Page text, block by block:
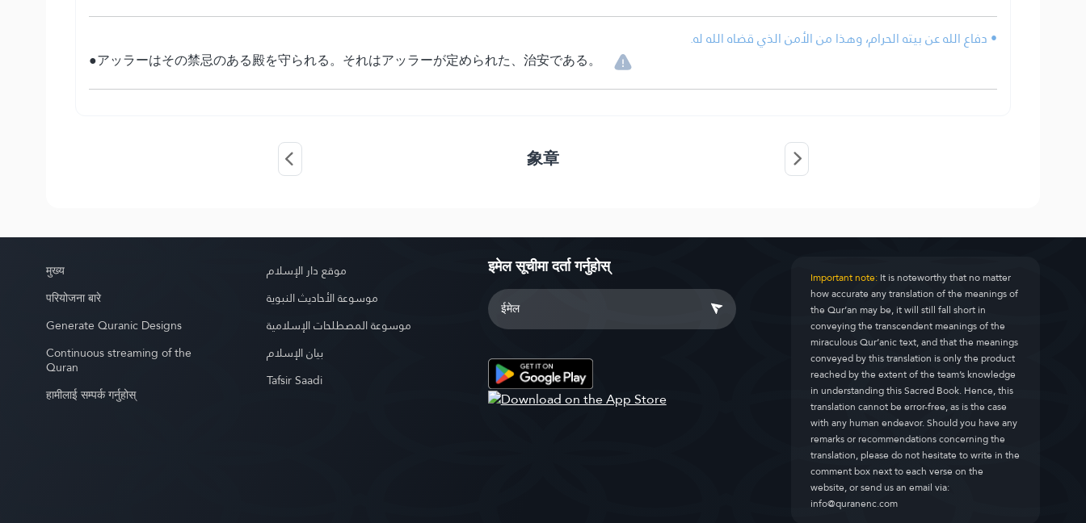
• دفاع الله عن بيته الحرام، وهذا من الأمن الذي قضاه الله له.
●アッラーはその禁忌のある殿を守られる。それはアッラーが定められた、治安である。
象章
मुख्य
परियोजना बारे
Generate Quranic Designs
Continuous streaming of the
Quran
हामीलाई सम्पर्क गर्नुहोस्
موقع دار الإسلام
موسوعة الأحاديث النبوية
موسوعة المصطلحات الإسلامية
بيان الإسلام
Tafsir Saadi
इमेल सूचीमा दर्ता गर्नुहोस् Important note:It is noteworthy that no matter
how accurate any translation of the meanings of
the Qur’an may be, it will still fall short in
conveying the transcendent meanings of the
miraculous Qur’anic text, and that the meanings
conveyed by this translation is only the product
reached by the extent of the team’s knowledge
in understanding this Sacred Book. Hence, this
translation cannot be error-free, as is the case
with any human endeavor. Should you have any
remarks or recommendations concerning the
translation, please do not hesitate to write in the
comment box next to each verse on the
website, or send us an email via:
info@quranenc.com